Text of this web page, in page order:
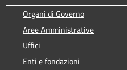
Organi di Governo
Aree Amministrative
Uffici
Enti e fondazioni